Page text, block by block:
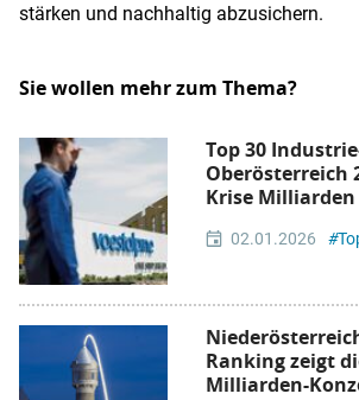
stärken und nachhaltig abzusichern.
Sie wollen mehr zum Thema?
Top 30
Oberösterreich
Krise
02.01.2026 #
Ranking zeigt
Milliarden-